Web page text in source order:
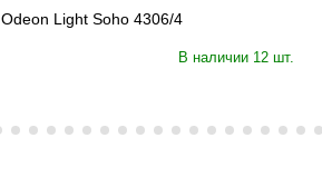
Потолочная люстра Odeon Light Soho 4306/4
В наличии 12 шт.